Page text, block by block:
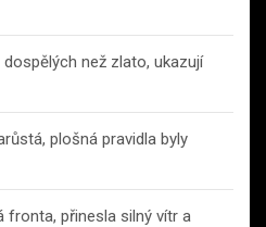
než zlato, ukazují
plošná pravidla byly
fronta, přinesla silný vítr a